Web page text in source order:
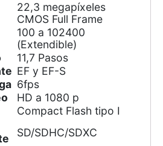
22,3 megapíxeles
CMOS Full Frame
100 a 102400
(Extendible)
11,7 Pasos
EF y EF-S
6fps
HD a 1080 p
Compact Flash tipo I
SD/SDHC/SDXC